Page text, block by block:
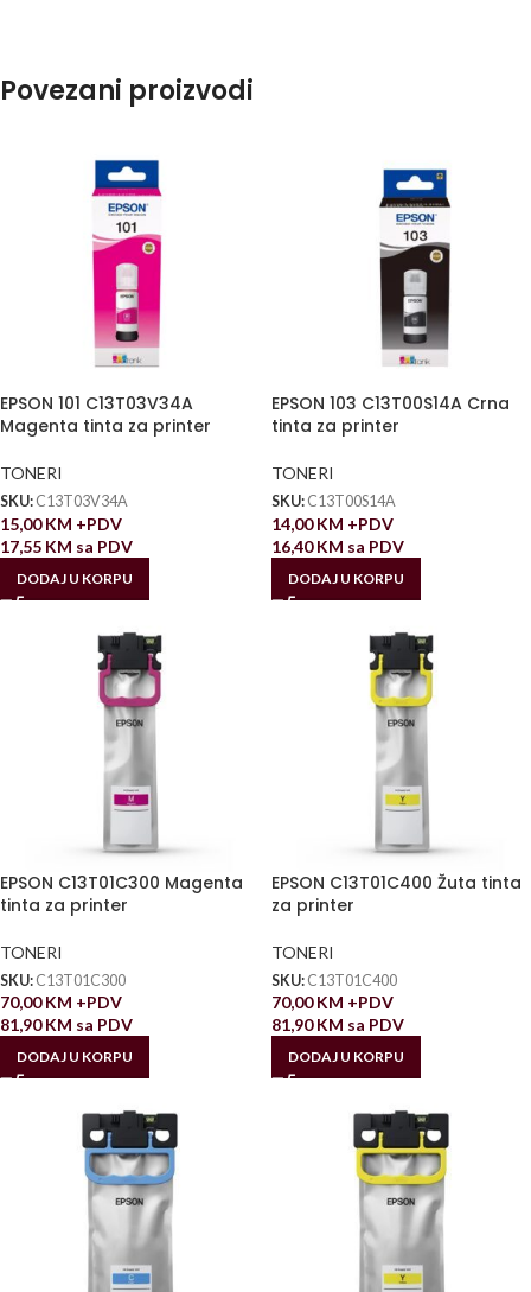
Povezani proizvodi
EPSON 101 C13T03V34A
Magenta tinta za printer
TONERI
SKU: C13T03V34A
15,00KM +PDV
17,55 KM sa PDV
DODAJ U KORPU
EPSON 103 C13T00S14A Crna
tinta za printer
TONERI
SKU: C13T00S14A
14,00KM +PDV
16,40KM sa PDV
DODAJ U KORPU
EPSON C13T01C300 Magenta
tinta za printer
TONERI
SKU: C13T01C300
70,00KM +PDV
81,90KM sa PDV
DODAJ U KORPU
EPSON C13T01C400 Žuta tinta
za printer
TONERI
SKU: C13T01C400
70,00KM +PDV
81,90KM sa PDV
DODAJ U KORPU